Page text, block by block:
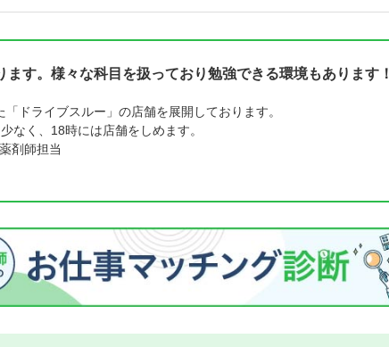
す。様々な科目を扱っており勉強できる環境もあります！
ドライブスルー」の店舗を展開しております。
なく、18時には店舗をしめます。
剤師担当